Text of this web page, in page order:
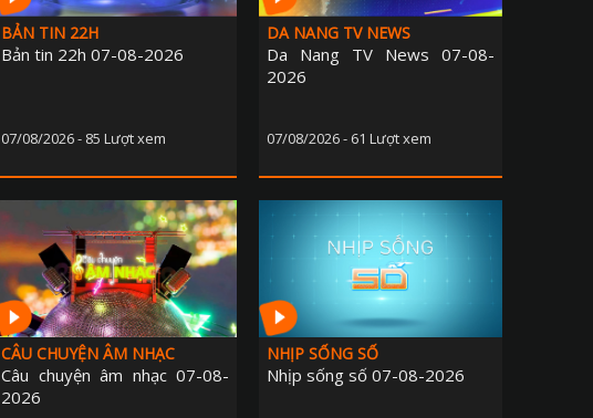
BẢN TIN 22H
Bản tin 22h 07-08-2026
07/08/2026 - 85 Lượt xem
DA NANG TV NEWS
Da Nang TV News 07-08-
2026
07/08/2026 - 61 Lượt xem
CÂU CHUYỆN ÂM NHẠC
Câu chuyện âm nhạc 07-08-
2026
NHỊP SỐNG SỐ
Nhịp sống số 07-08-2026